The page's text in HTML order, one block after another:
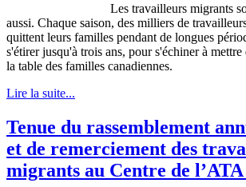
Les travailleurs migrants
aussi. Chaque saison, des milliers de
quittent leurs familles pendant de longues
s'étirer jusqu'à trois ans, pour s'échiner à
la table des familles canadiennes.
Lire la suite...
Tenue du rassemblement
et de remerciement des
migrants au Centre de